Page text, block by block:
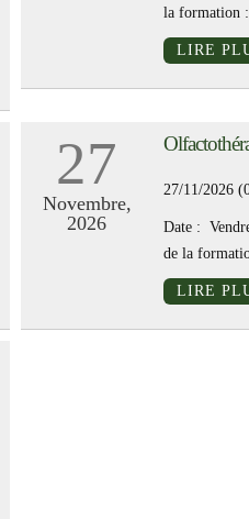
la formation
LIRE
27
Novembre,
2026
27/11/2026
Date :
de la
LIRE